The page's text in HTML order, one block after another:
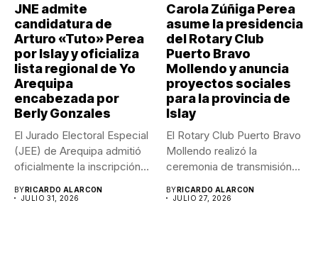
JNE admite
candidatura de
Arturo «Tuto» Perea
por Islay y oficializa
lista regional de Yo
Arequipa
encabezada por
Berly Gonzales
El Jurado Electoral Especial
(JEE) de Arequipa admitió
oficialmente la inscripción
BYRICARDO ALARCON
JULIO 31, 2026
Carola Zúñiga Perea
asume la presidencia
del Rotary Club
Puerto Bravo
Mollendo y anuncia
proyectos sociales
para la provincia de
Islay
El Rotary Club Puerto Bravo
Mollendo realizó la
ceremonia de transmisión
BYRICARDO ALARCON
JULIO 27, 2026